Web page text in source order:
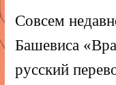
Совсем
Башевиса
русский